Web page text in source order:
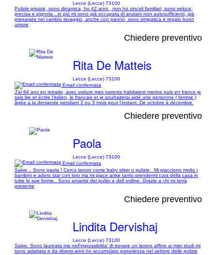
Lecce (Lecce) 73100
Pulizie private, sono dinamica, ho 42 anni , non ho vincoli familiari, sono veloce,
precisa e pignola…in più mi sono già occupata di anziani non autosufficienti, già
preparata nel cambio lavaggio, anche con pannò, sono simpatica e regalo buon
umore
Chiedere preventivo
Rita De Matteis
Lecce (Lecce) 73100
Email confermata
J'ai 64 ans en retraite, avec voiture mes parents habitaient merine puis en france je
sais lire et écrire l'italien, le francais et je souhaiterai aidé une personne ( femme )
âgée a la demande pendant 2 ou 3 mois pour l'instant. De octobre à décembre.
Chiedere preventivo
Paola
Lecce (Lecce) 73100
Email confermata
Salve .. Sono paola ! Cerco lavoro come baby sitter o pulizie . Mi piacciono molto i
bambini e adoro star con loro ma mi piace anke tanto prendermi cura della casa in
tutte le sue forme.. Sono amante del pulito e dell ordine. Grazie a chi mi terrà
presente
Chiedere preventivo
Lindita Dervishaj
Lecce (Lecce) 73100
Salve. Sono laureata ma nell'impossibilita' di trovare un lavoro affine ai miei studi mi
sono adattata e da diversi anni ho accumulato esperienza nel settore delle pulizie